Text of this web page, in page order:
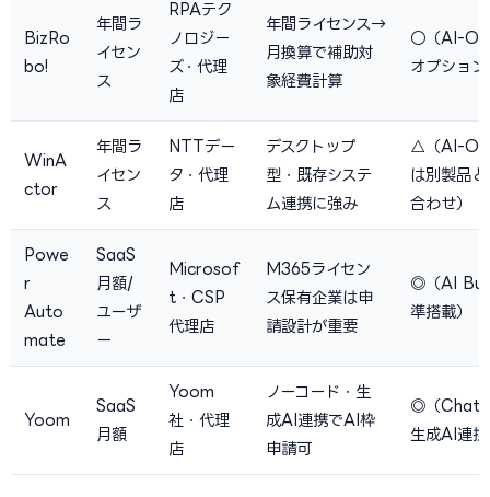
BizRo
bo!
年間ラ
イセン
ス
RPAテク
ノロジー
ズ・代理
店
年間ライセンス→
月換算で補助対
象経費計算
○（AI-
オプション
WinA
ctor
年間ラ
イセン
ス
NTTデー
タ・代理
店
デスクトップ
型・既存システ
ム連携に強み
△（AI-
は別製品
合わせ）
Powe
r
Auto
mate
SaaS
月額/
ユーザ
ー
Microsof
t・CSP
代理店
M365ライセン
ス保有企業は申
請設計が重要
◎（AI
準搭載）
Yoom
SaaS
月額
Yoom
社・代理
店
ノーコード・生
成AI連携でAI枠
申請可
◎（
生成AI連